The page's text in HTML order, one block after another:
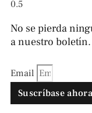
No se pierda
a nuestro boletín.
Email
Suscríbase ahora